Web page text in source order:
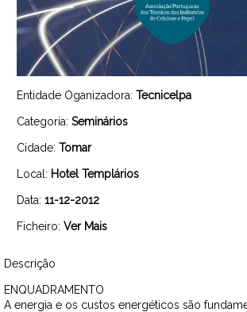
Entidade Oganizadora: Tecnicelpa
Categoria: Seminários
Cidade: Tomar
Local: Hotel Templários
Data: 11-12-2012
Ficheiro: Ver Mais
Descrição
ENQUADRAMENTO
A energia e os custos energéticos são